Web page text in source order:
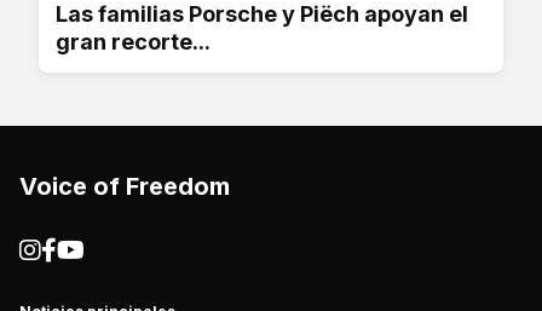
Las familias Porsche y Piëch apoyan el
gran recorte...
Voice of Freedom